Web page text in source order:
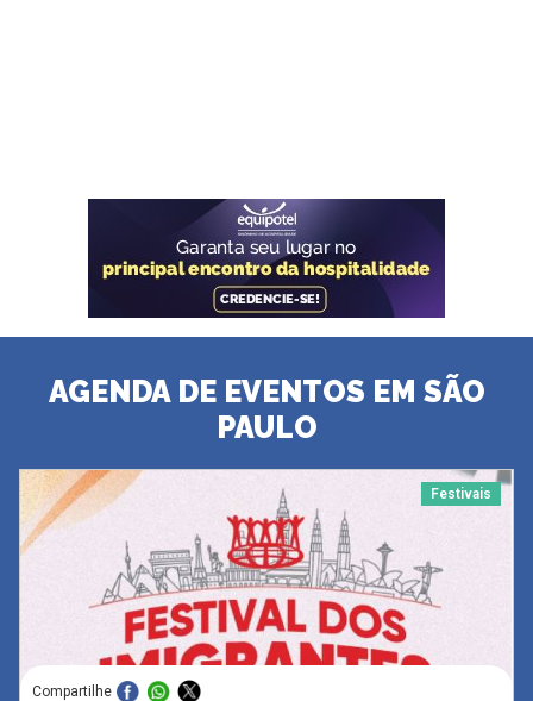
AGENDA DE EVENTOS EM SÃO
PAULO
Festivais
Compartilhe